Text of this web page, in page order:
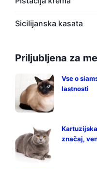
Sicilijanska kasata
Priljubljena za
Vse o
lastnosti
značaj,